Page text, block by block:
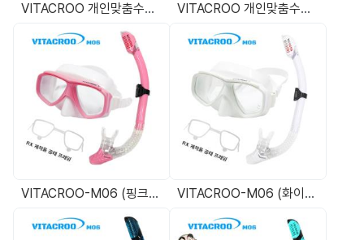
VITACROO 개인맞춤수경 Rx용 공테 수경 VITACROO 개인맞춤수경 Rx용 공테 수경
VITACROO-M06 (핑크) 도수스노쿨링마스크 도수용다이빙마스크 (근시,난시,원시 Rx제작형 프레임포함) VITACROO-M06 (화이트) 도수스노쿨링마스크 도수용다이빙마스크 (근시,난시,원시 Rx제작형 프레임포함)